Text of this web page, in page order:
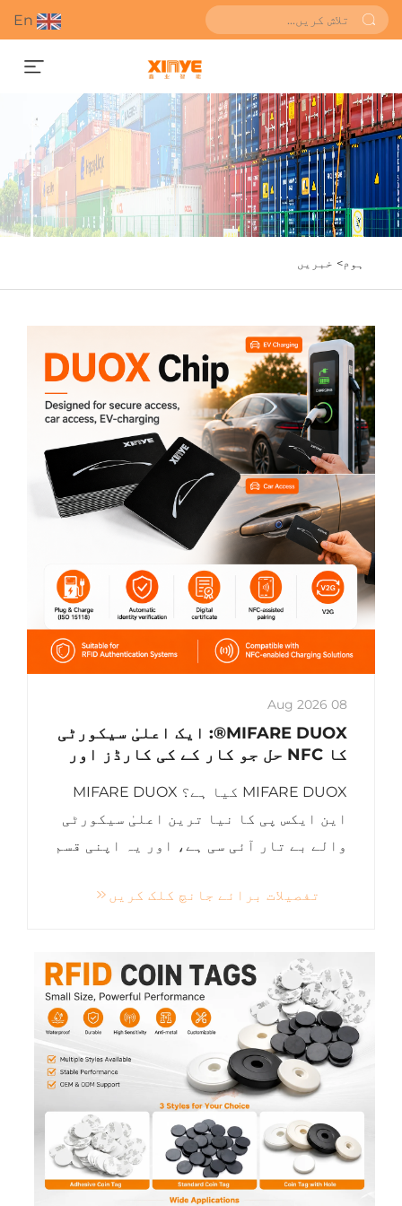
En
قیمت کا اندازہ حاصل کریں
ہوم> خبریں
08 Aug 2026
MIFARE DUOX®: ایک اعلیٰ سیکورٹی
کا NFC حل جو کار کے کی کارڈز اور
لیے استعمال ہوتا ہے MIFARE DUOX کیا ہے؟ MIFARE DUOX
این ایکس پی کا نیا ترین اعلیٰ سیکورٹی
والے بے تار آئی سی ہے، اور یہ اپنی قسم
میں آسانی ہوتی ہے...
تفصیلات برائے جانچ کلک کریں